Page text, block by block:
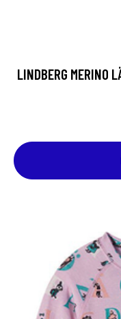
LINDBERG MERINO